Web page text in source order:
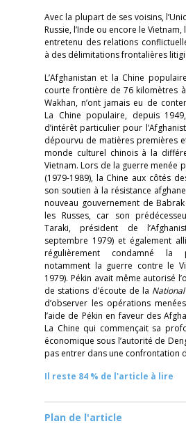
Avec la plupart de ses voisins,
Russie, l’Inde ou encore le
entretenu des relations
à des délimitations frontalières
L’Afghanistan et la Chine
courte frontière de 76 kilomètres
Wakhan, n’ont jamais eu de
La Chine populaire, depuis
d’intérêt particulier pour
dépourvu de matières premières
monde culturel chinois à la
Vietnam. Lors de la guerre menée
(1979-1989), la Chine aux côtés
son soutien à la résistance
nouveau gouvernement de
les Russes, car son
Taraki, président de
septembre 1979) et également
régulièrement condamné la
notamment la guerre contre le
1979). Pékin avait même autorisé
de stations d’écoute de la
d’observer les opérations menées
l’aide de Pékin en faveur des
La Chine qui commençait sa
économique sous l’autorité de
pas entrer dans une confrontation
Il reste 84 % de l'article à lire
Plan de l'article